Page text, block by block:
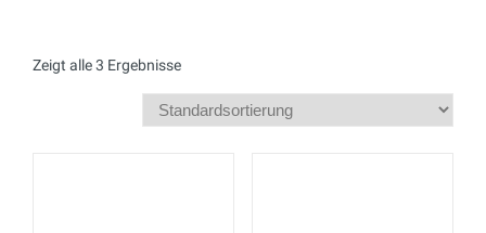
Zeigt alle 3 Ergebnisse